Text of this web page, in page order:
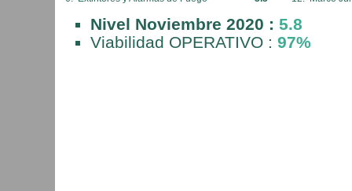
Nivel Noviembre 2020 : 5.8
Viabilidad OPERATIVO : 97%